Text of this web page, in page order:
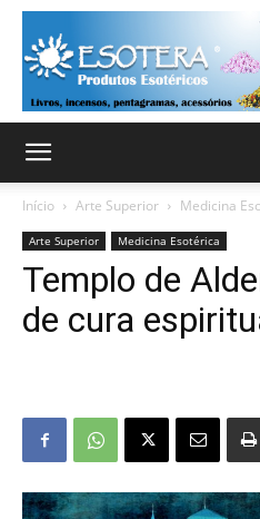
Início Arte Superior Medicina
Arte Superior Medicina Esotérica
Templo de
de cura